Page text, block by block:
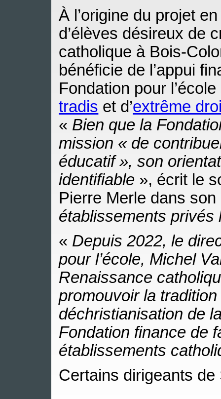
À l’origine du projet
d’élèves désireux de
catholique à Bois-
bénéficie de l’appui
Fondation pour
tradis et d’extrême
« Bien que la
mission « de
éducatif », son
identifiable », écrit le
Pierre Merle dans
établissements privés
« Depuis 2022, le
pour l’école, Michel
Renaissance
promouvoir la
déchristianisation de
Fondation finance de
établissements
Certains dirigeants de